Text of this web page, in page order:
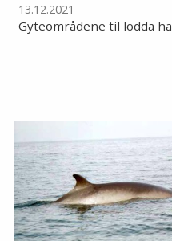
13.12.2021
Gyteområdene til lodda